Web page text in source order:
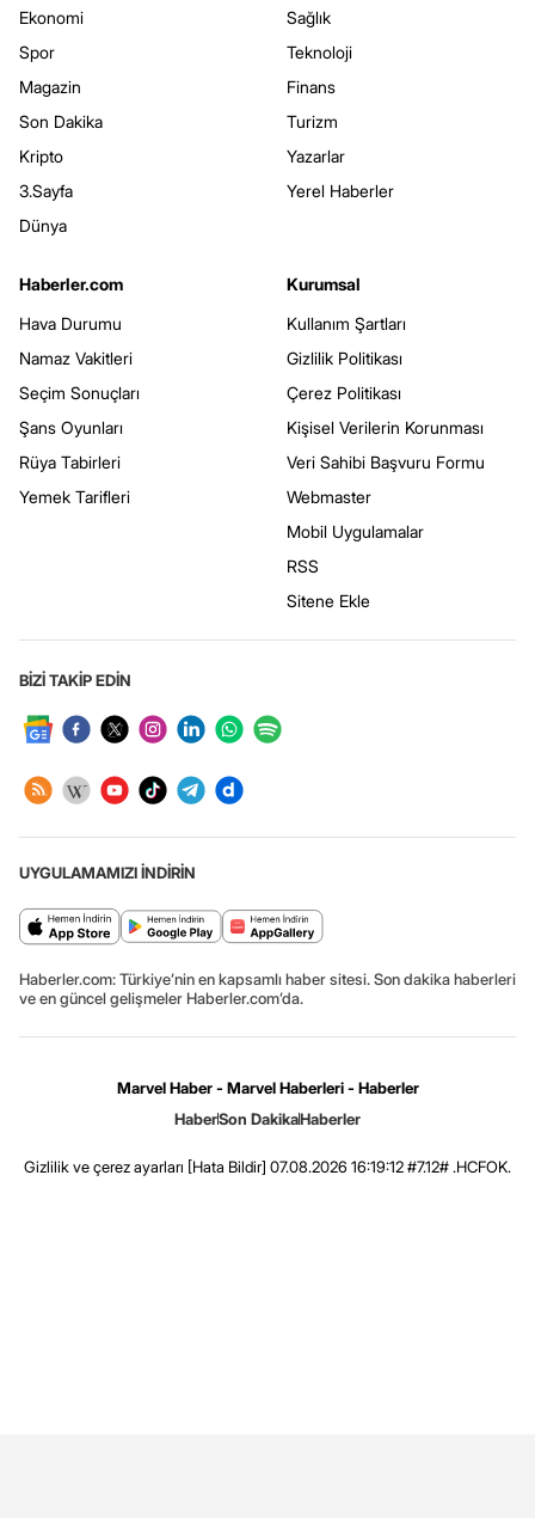
Ekonomi
Spor
Magazin
Son Dakika
Kripto
3.Sayfa
Dünya
Sağlık
Teknoloji
Finans
Turizm
Yazarlar
Yerel Haberler
Haberler.com
Hava Durumu
Namaz Vakitleri
Seçim Sonuçları
Şans Oyunları
Rüya Tabirleri
Yemek Tarifleri
Kurumsal
Kullanım Şartları
Gizlilik Politikası
Çerez Politikası
Kişisel Verilerin Korunması
Veri Sahibi Başvuru Formu
Webmaster
Mobil Uygulamalar
RSS
Sitene Ekle
BİZİ TAKİP EDİN
UYGULAMAMIZI İNDİRİN
Haberler.com: Türkiye’nin en kapsamlı haber sitesi. Son dakika haberleri
ve en güncel gelişmeler Haberler.com’da.
Marvel Haber - Marvel Haberleri - Haberler
HaberSon DakikaHaberler
Gizlilik ve çerez ayarları [Hata Bildir] 07.08.2026 16:19:12 #7.12# .HCFOK.